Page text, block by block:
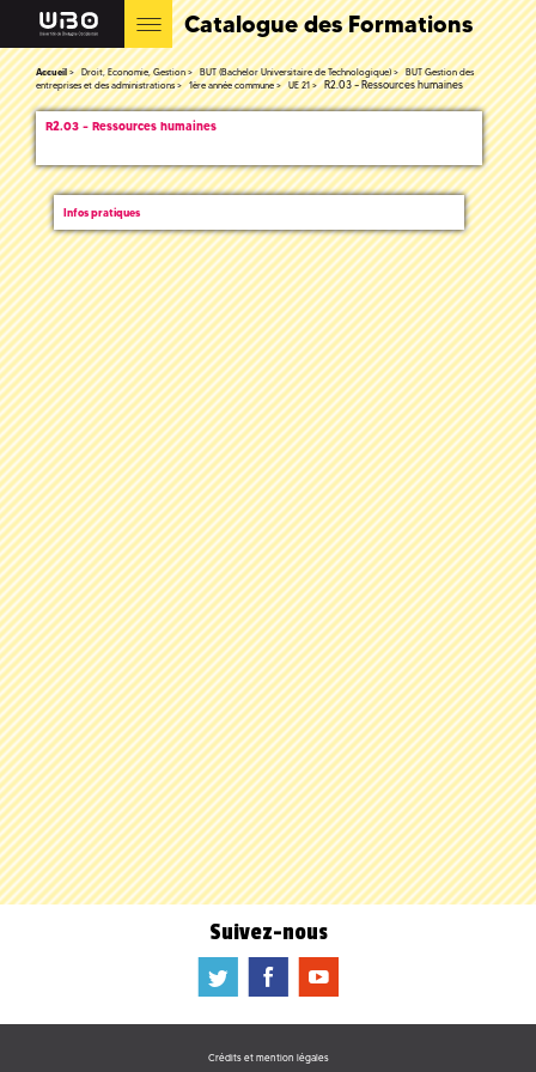
Catalogue des Formations
Accueil Droit, Economie, Gestion BUT (Bachelor Universitaire de Technologique)
BUT Gestion des
entreprises et des administrations
1ère année commune UE 21 R2.03 – Ressources humaines
R2.03 – Ressources humaines
Infos pratiques
Suivez-nous
a b f
Crédits et mention légales